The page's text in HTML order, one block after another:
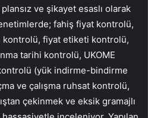
ve şikayet esaslı olarak
fahiş fiyat kontrolü,
kontrolü, fiyat etiketi kontrolü,
tarihi kontrolü, UKOME
(yük indirme-bindirme
ve çalışma ruhsat kontrolü,
çekinmek ve eksik gramajlı